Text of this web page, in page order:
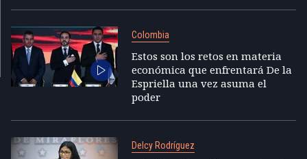
Colombia
Estos son los retos en materia
económica que enfrentará De la
Espriella una vez asuma el
poder
Delcy Rodríguez